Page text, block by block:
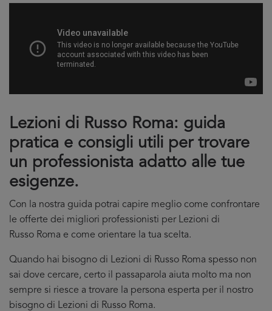
Lezioni di Russo Roma: guida
pratica e consigli utili per trovare
un professionista adatto alle tue
esigenze.
Con la nostra guida potrai capire meglio come confrontare
le offerte dei migliori professionisti per Lezioni di
Russo Roma e come orientare la tua scelta.
Quando hai bisogno di Lezioni di Russo Roma spesso non
sai dove cercare, certo il passaparola aiuta molto ma non
sempre si riesce a trovare la persona esperta per il nostro
bisogno di Lezioni di Russo Roma.